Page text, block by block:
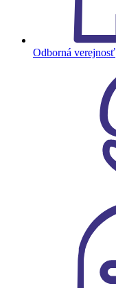
Odborná verejnosť